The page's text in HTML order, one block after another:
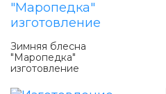
Зимняя блесна
"Маропедка"
изготовление